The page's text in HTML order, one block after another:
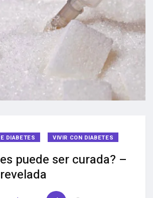
DIABETES VIVIR CON DIABETES
puede ser curada? –